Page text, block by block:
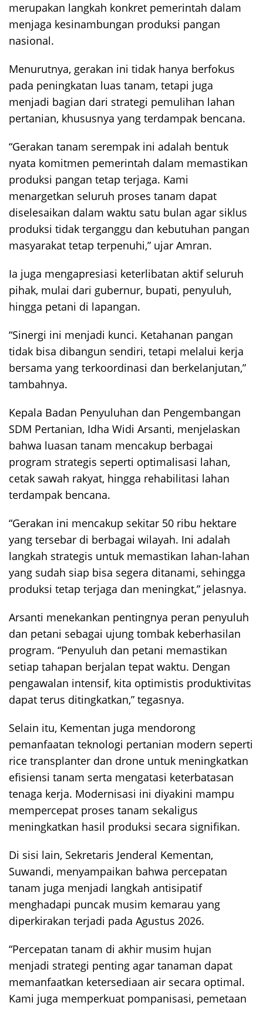
merupakan langkah konkret pemerintah dalam
menjaga kesinambungan produksi pangan
nasional.
Menurutnya, gerakan ini tidak hanya berfokus
pada peningkatan luas tanam, tetapi juga
menjadi bagian dari strategi pemulihan lahan
pertanian, khususnya yang terdampak bencana.
“Gerakan tanam serempak ini adalah bentuk
nyata komitmen pemerintah dalam memastikan
produksi pangan tetap terjaga. Kami
menargetkan seluruh proses tanam dapat
diselesaikan dalam waktu satu bulan agar siklus
produksi tidak terganggu dan kebutuhan pangan
masyarakat tetap terpenuhi,” ujar Amran.
Ia juga mengapresiasi keterlibatan aktif seluruh
pihak, mulai dari gubernur, bupati, penyuluh,
hingga petani di lapangan.
“Sinergi ini menjadi kunci. Ketahanan pangan
tidak bisa dibangun sendiri, tetapi melalui kerja
bersama yang terkoordinasi dan berkelanjutan,”
tambahnya.
Kepala Badan Penyuluhan dan Pengembangan
SDM Pertanian, Idha Widi Arsanti, menjelaskan
bahwa luasan tanam mencakup berbagai
program strategis seperti optimalisasi lahan,
cetak sawah rakyat, hingga rehabilitasi lahan
terdampak bencana.
“Gerakan ini mencakup sekitar 50 ribu hektare
yang tersebar di berbagai wilayah. Ini adalah
langkah strategis untuk memastikan lahan-lahan
yang sudah siap bisa segera ditanami, sehingga
produksi tetap terjaga dan meningkat,” jelasnya.
Arsanti menekankan pentingnya peran penyuluh
dan petani sebagai ujung tombak keberhasilan
program. “Penyuluh dan petani memastikan
setiap tahapan berjalan tepat waktu. Dengan
pengawalan intensif, kita optimistis produktivitas
dapat terus ditingkatkan,” tegasnya.
Selain itu, Kementan juga mendorong
pemanfaatan teknologi pertanian modern seperti
rice transplanter dan drone untuk meningkatkan
efisiensi tanam serta mengatasi keterbatasan
tenaga kerja. Modernisasi ini diyakini mampu
mempercepat proses tanam sekaligus
meningkatkan hasil produksi secara signifikan.
Di sisi lain, Sekretaris Jenderal Kementan,
Suwandi, menyampaikan bahwa percepatan
tanam juga menjadi langkah antisipatif
menghadapi puncak musim kemarau yang
diperkirakan terjadi pada Agustus 2026.
“Percepatan tanam di akhir musim hujan
menjadi strategi penting agar tanaman dapat
memanfaatkan ketersediaan air secara optimal.
Kami juga memperkuat pompanisasi, pemetaan